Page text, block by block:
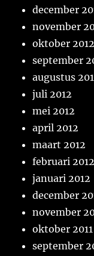
december
november
oktober 2012
september
augustus
juli 2012
mei 2012
april 2012
maart 2012
februari 2012
januari 2012
december
november
oktober 2011
september